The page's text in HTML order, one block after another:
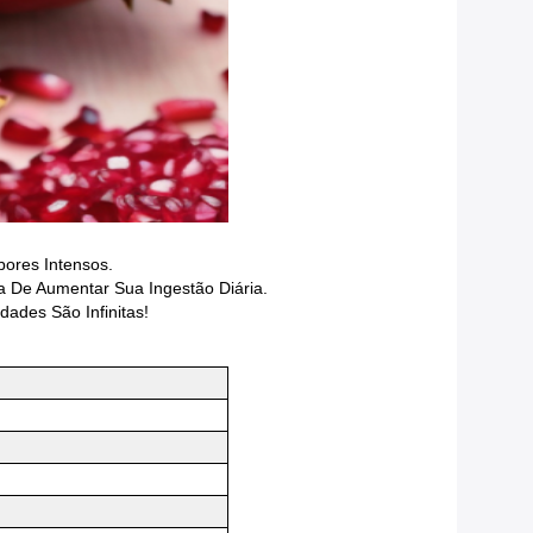
Intensos.
Aumentar Sua Ingestão Diária.
São Infinitas!